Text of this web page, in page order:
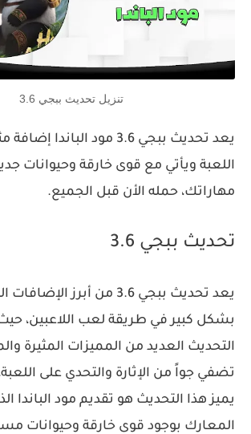
تنزيل تحديث ببجي 3.6
يعد تحديث ببجي 3.6 مود الباندا
اللعبة ويأتي مع قوى خارقة وحيوانات
مهاراتك، حمله الأن قبل الجميع.
تحديث ببجي 3.6
يعد تحديث ببجي 3.6 من أبرز
بشكل كبير في طريقة لعب اللاعبين،
التحديث العديد من المميزات المثيرة
تضفي جواً من الإثارة والتحدي على
يميز هذا التحديث هو تقديم مود الباندا
المعارك بوجود قوى خارقة وحيوانات